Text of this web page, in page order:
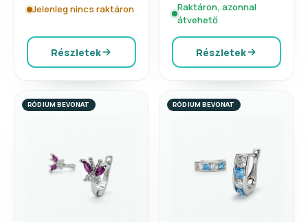
Jelenleg nincs raktáron
Részletek
Raktáron, azonnal
átvehető
Részletek
RÓDIUM BEVONAT RÓDIUM BEVONAT